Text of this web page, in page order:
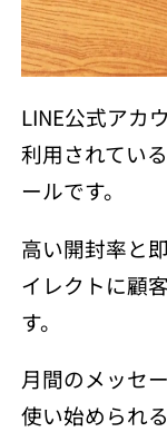
LINE公式アカ
利用されてい
ールです。
高い開封率と
イレクトに顧
す。
月間のメッセ
使い始められ